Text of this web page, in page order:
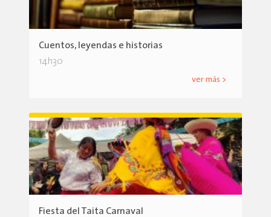
Cuentos, leyendas e historias
14h30
ver más >
Fiesta del Taita Carnaval